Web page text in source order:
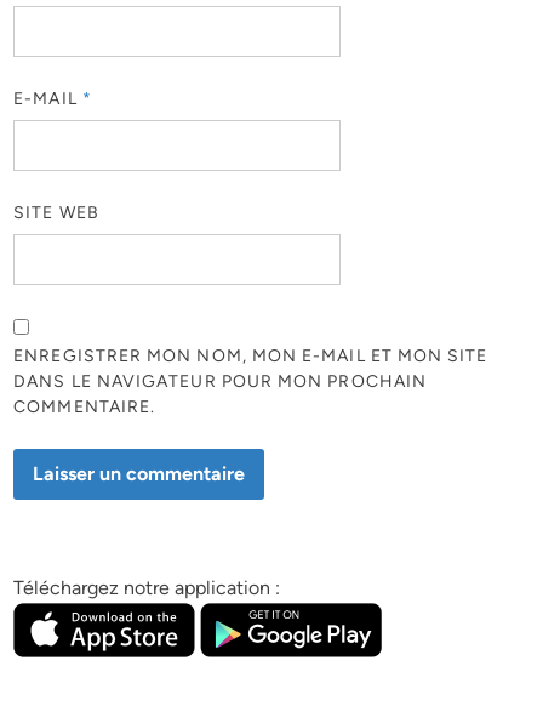
E-MAIL *
SITE WEB
ENREGISTRER MON NOM, MON E-MAIL ET MON SITE
DANS LE NAVIGATEUR POUR MON PROCHAIN
COMMENTAIRE.
Téléchargez notre application :